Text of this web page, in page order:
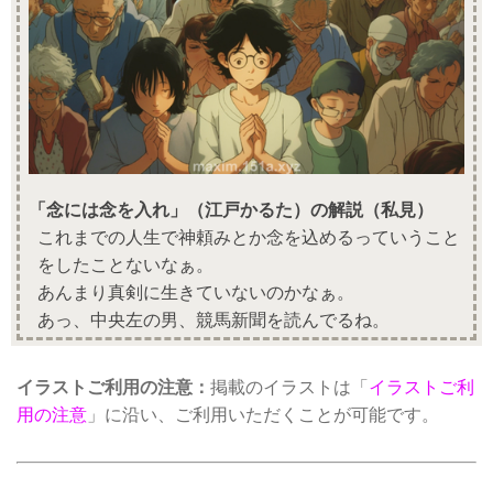
「念には念を入れ」（江戸かるた）の解説（私見）
これまでの人生で神頼みとか念を込めるっていうこと
をしたことないなぁ。
あんまり真剣に生きていないのかなぁ。
あっ、中央左の男、競馬新聞を読んでるね。
イラストご利用の注意： 掲載のイラストは「 イラストご利
用の注意 」に沿い、ご利用いただくことが可能です。